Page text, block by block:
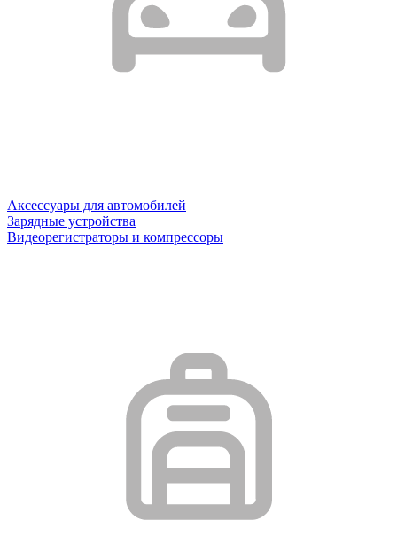
Аксессуары для автомобилей
Зарядные устройства
Видеорегистраторы и компрессоры